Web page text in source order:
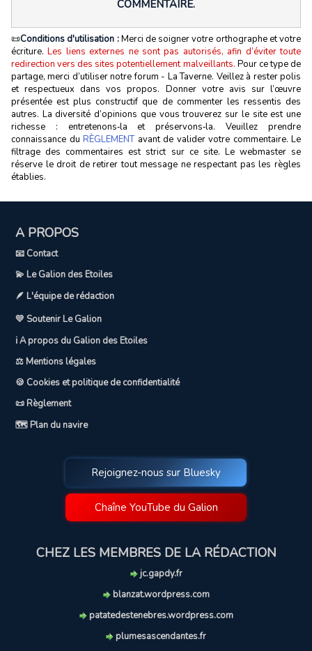
COMMENTAIRE.
📜Conditions d'utilisation :Merci de soigner votre orthographe et votre
écriture.Les liens externes ne sont pas autorisés, afin d’éviter toute
redirection vers des sites potentiellement malveillants. Pour ce type de
partage, merci d’utiliser notre forum - La Taverne. Veillez à rester polis
et respectueux dans vos propos. Donner votre avis sur l’œuvre
présentée est plus constructif que de commenter les ressentis des
autres. La diversité d’opinions que vous trouverez sur le site est une
richesse : entretenons‑la et préservons‑la. Veuillez prendre
connaissance du RÈGLEMENTavant de valider votre commentaire. Le
filtrage des commentaires est strict sur ce site. Le webmaster se
réserve le droit de retirer tout message ne respectant pas les règles
établies.
A PROPOS
📧 Contact
💫 Le Galion des Etoiles
🪶 L'équipe de rédaction
💛 Soutenir Le Galion
ℹ️ A propos du Galion des Etoiles
⚖️ Mentions légales
🍪 Cookies et politique de confidentialité
📜 Règlement
🗺️ Plan du navire
Rejoignez-nous sur Bluesky
Chaîne YouTube du Galion
CHEZ LES MEMBRES DE LA RÉDACTION
jc.gapdy.fr
blanzat.wordpress.com
patatedestenebres.wordpress.com
plumesascendantes.fr